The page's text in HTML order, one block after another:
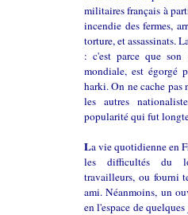
militaires français à
incendie des fermes,
torture, et assassinats.
: c'est parce que son
mondiale, est égorgé
harki. On ne cache
les autres
popularité qui fut
La vie quotidienne en
les difficultés du
travailleurs, ou fourni
ami. Néanmoins, un
en l'espace de